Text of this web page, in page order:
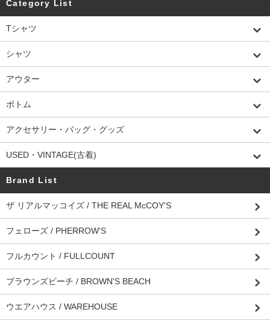
Category List
Tシャツ
シャツ
アウター
ボトム
アクセサリー・バッグ・グッズ
USED・VINTAGE(古着)
Brand List
ザ リアルマッコイズ / THE REAL McCOY'S
フェローズ / PHERROW'S
フルカウント / FULLCOUNT
ブラウンズビーチ / BROWN'S BEACH
ウエアハウス / WAREHOUSE